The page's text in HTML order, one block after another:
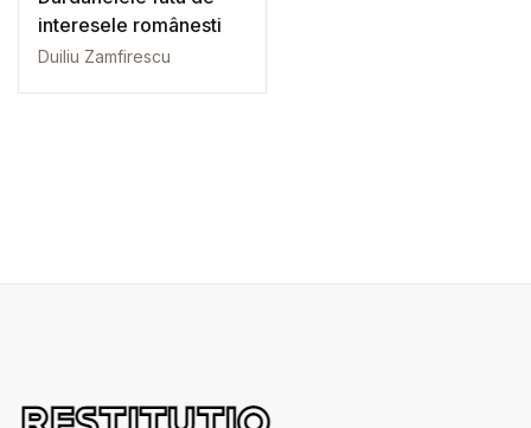
interesele românesti
Duiliu Zamfirescu